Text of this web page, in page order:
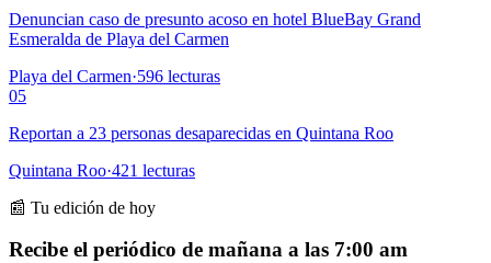
Denuncian caso de presunto acoso en hotel BlueBay Grand
Esmeralda de Playa del Carmen
Playa del Carmen·596 lecturas
05
Reportan a 23 personas desaparecidas en Quintana Roo
Quintana Roo·421 lecturas
📰 Tu edición de hoy
Recibe el periódico de mañana a las 7:00 am